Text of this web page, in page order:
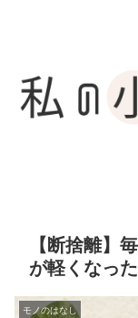
【断捨離】
が軽くなった
モノのはなし